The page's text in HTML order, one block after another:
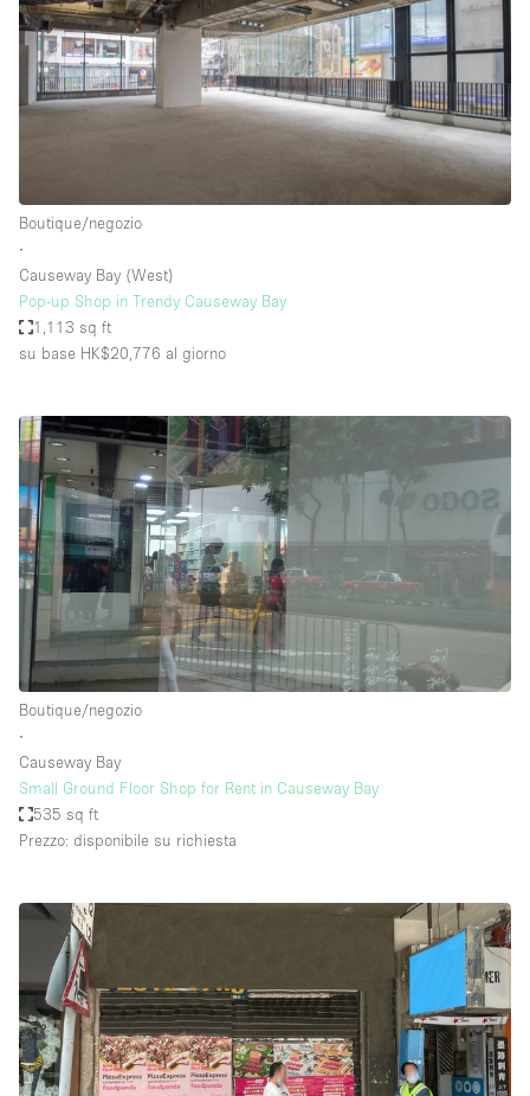
Boutique/negozio
∙
Causeway Bay (West)
Pop-up Shop in Trendy Causeway Bay
1,113 sq ft
su base HK$20,776 al giorno
Boutique/negozio
∙
Causeway Bay
Small Ground Floor Shop for Rent in Causeway Bay
535 sq ft
Prezzo: disponibile su richiesta